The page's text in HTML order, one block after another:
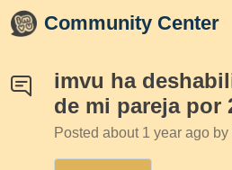
Skip to main content
Community Center
imvu ha
de mi pareja por
Posted about 1 year ago by